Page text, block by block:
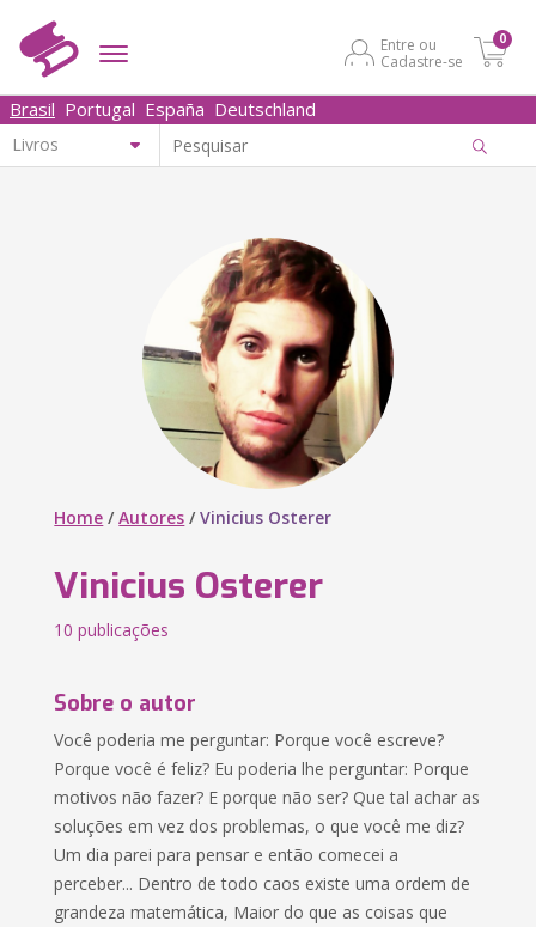
Entre ou
Cadastre-se
0
Brasil Portugal España Deutschland
Home /Autores /Vinicius Osterer
Vinicius Osterer
10 publicações
Sobre o autor
Você poderia me perguntar: Porque você escreve?
Porque você é feliz? Eu poderia lhe perguntar: Porque
motivos não fazer? E porque não ser? Que tal achar as
soluções em vez dos problemas, o que você me diz?
Um dia parei para pensar e então comecei a
perceber... Dentro de todo caos existe uma ordem de
grandeza matemática, Maior do que as coisas que